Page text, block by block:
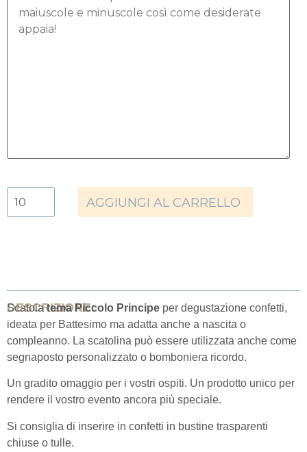
AGGIUNGI AL CARRELLO
DESCRIZIONE:
Scatolatema Piccolo Principe per degustazione confetti,
ideata per Battesimo ma adatta anche a nascita o
compleanno. La scatolina può essere utilizzata anche come
segnaposto personalizzato o bomboniera ricordo.
Un gradito omaggio per i vostri ospiti. Un prodotto unico per
rendere il vostro evento ancora più speciale.
Si consiglia di inserire in confetti in bustine trasparenti
chiuse o tulle.